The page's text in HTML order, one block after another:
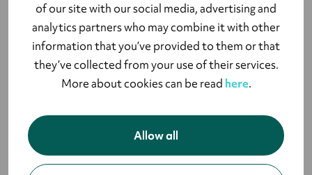
of our site with our social media, advertising and
analytics partners who may combine it with other
information that you’ve provided to them or that
they’ve collected from your use of their services.
More about cookies can be read here.
Allow all
program med inte allt för krånglig information
underlättar. Skicka ut presentationen
tillsammans med stödjande material efter event
ägt rum, både till deltagare och de som inte dök